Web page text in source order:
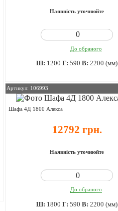
Наявність уточнюйте
До обраного
Ш: 1200 Г:590 В:2200 (мм)
Артикул: 106993
Шафа 4Д 1800 Алекса
12792 грн.
Наявність уточнюйте
До обраного
Ш: 1800 Г:590 В:2200 (мм)